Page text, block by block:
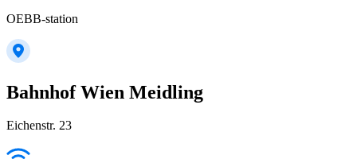
OEBB-station
Bahnhof Wien Meidling
Eichenstr. 23